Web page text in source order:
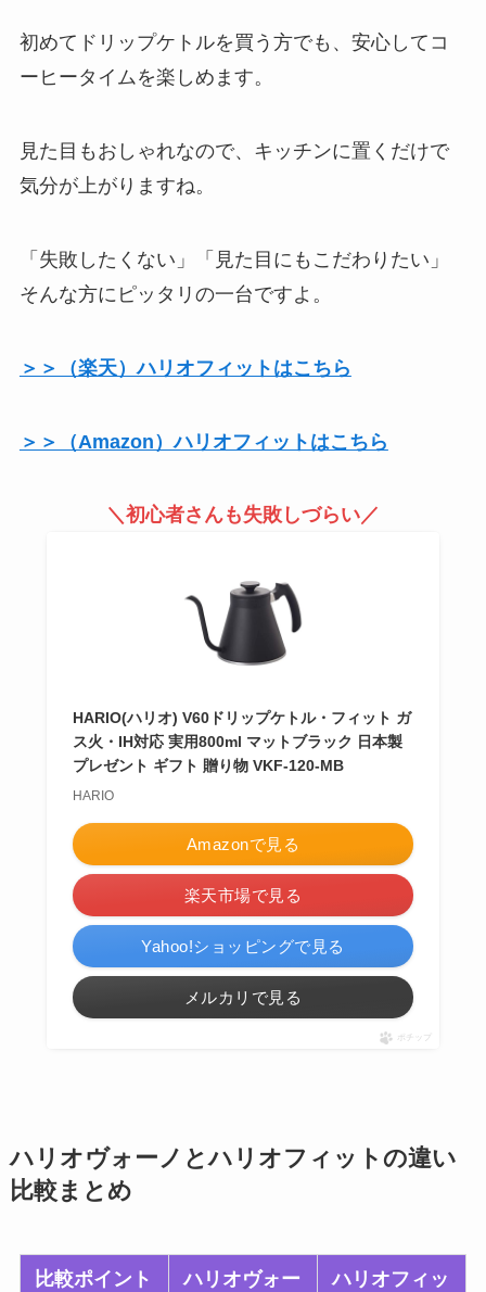
初めてドリップケトルを買う方でも、安心してコ
ーヒータイムを楽しめます。
見た目もおしゃれなので、キッチンに置くだけで
気分が上がりますね。
「失敗したくない」「見た目にもこだわりたい」
そんな方にピッタリの一台ですよ。
＞＞（楽天）ハリオフィットはこちら
＞＞（Amazon）ハリオフィットはこちら
＼初心者さんも失敗しづらい／
HARIO(ハリオ) V60ドリップケトル・フィット ガ
ス火・IH対応 実用800ml マットブラック 日本製
プレゼント ギフト 贈り物 VKF-120-MB
HARIO
Amazonで見る
楽天市場で見る
Yahoo!ショッピングで見る
メルカリで見る
ポチップ
ハリオヴォーノとハリオフィットの違い
比較まとめ
比較ポイント
ハリオヴォー
ハリオフィッ